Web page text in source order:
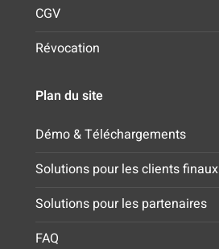
CGV
Révocation
Plan du site
Démo & Téléchargements
Solutions pour les clients finaux
Solutions pour les partenaires
FAQ